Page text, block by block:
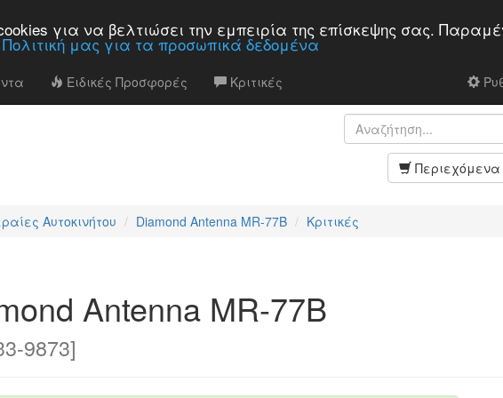
για να βελτιώσει την εμπειρία της επίσκεψης σας.
Πολιτική μας για τα προσωπικά δεδομένα
Ειδικές Προσφορές Κριτικές
Αυτοκινήτου Diamond Antenna MR-77B Κριτικές
Antenna MR-77B
9873]